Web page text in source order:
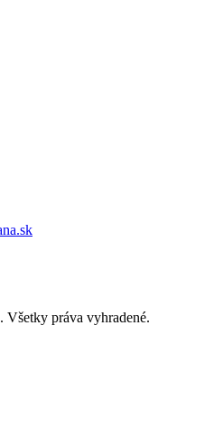
. Všetky práva vyhradené.